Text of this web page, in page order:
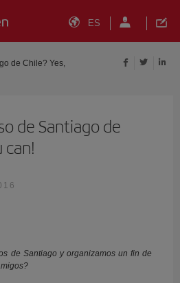
ES
de Chile? Yes,
de Santiago de
can!
de Santiago y organizamos un fin de